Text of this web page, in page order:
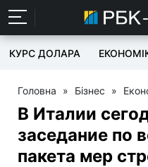
КУРС ДОЛАРА
Головна » Бізнес »
В Италии
заседание по
пакета мер